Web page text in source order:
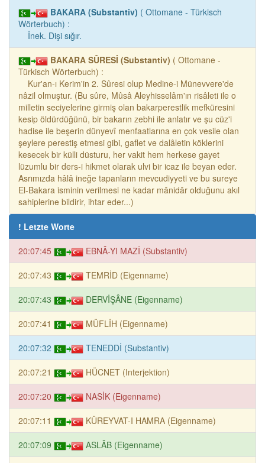
BAKARA (Substantiv) ( Ottomane - Türkisch
Wörterbuch) :
İnek. Dişi sığır.
BAKARA SÛRESİ (Substantiv) ( Ottomane -
Türkisch Wörterbuch) :
Kur'an-ı Kerim'in 2. Sûresi olup Medine-i Münevvere'de
nâzil olmuştur. (Bu sûre, Mûsâ Aleyhisselâm'ın risâleti ile o
milletin seciyelerine girmiş olan bakarperestlik mefküresini
kesip öldürdüğünü, bir bakarın zebhi ile anlatır ve şu cüz'i
hadise ile beşerin dünyevî menfaatlarına en çok vesile olan
şeylere perestiş etmesi gibi, gaflet ve dalâletin köklerini
kesecek bir külli düsturu, her vakit hem herkese gayet
lüzumlu bir ders-i hikmet olarak ulvi bir icaz ile beyan eder.
Asrımızda hâlâ ineğe tapanların mevcudiyyeti ve bu sureye
El-Bakara isminin verilmesi ne kadar mânidâr olduğunu akıl
sahiplerine bildirir, ihtar eder...)
! Letzte Worte
20:07:45 EBNÂ-YI MAZİ (Substantiv)
20:07:43 TEMRİD (Eigenname)
20:07:43 DERVİŞÂNE (Eigenname)
20:07:41 MÜFLİH (Eigenname)
20:07:32 TENEDDİ (Substantiv)
20:07:21 HÜCNET (Interjektion)
20:07:20 NASİK (Eigenname)
20:07:11 KÜREYVAT-I HAMRA (Eigenname)
20:07:09 ASLÂB (Eigenname)